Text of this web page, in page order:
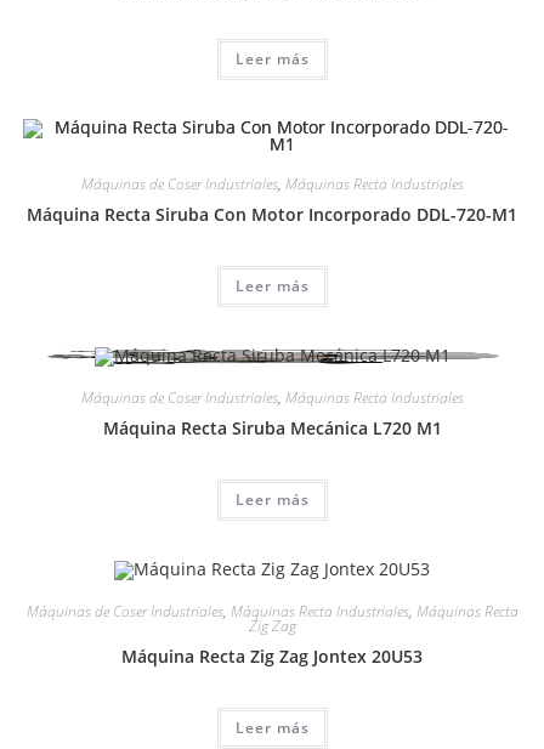
Leer más
Máquinas de Coser Industriales, Máquinas Recta Industriales
Máquina Recta Siruba Con Motor Incorporado DDL-720-M1
Leer más
Máquinas de Coser Industriales, Máquinas Recta Industriales
Máquina Recta Siruba Mecánica L720 M1
Leer más
Máquinas de Coser Industriales, Máquinas Recta Industriales, Máquinas Recta
Zig Zag
Máquina Recta Zig Zag Jontex 20U53
Leer más